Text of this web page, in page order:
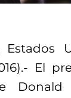
Estados
El
Donald